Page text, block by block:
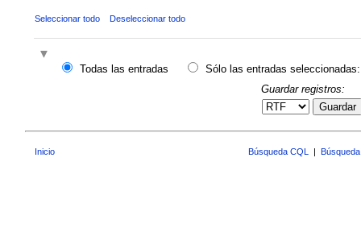
Seleccionar todo Deseleccionar todo
Todas las entradas
Sólo las entradas seleccionadas:
Guardar registros:
Guardar
Inicio Búsqueda CQL